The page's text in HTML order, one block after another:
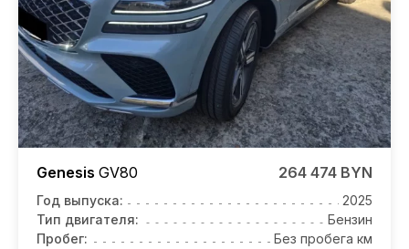
Genesis GV80 264 474 BYN
Год выпуска:
2025
Тип двигателя:
Бензин
Пробег:
Без пробега км